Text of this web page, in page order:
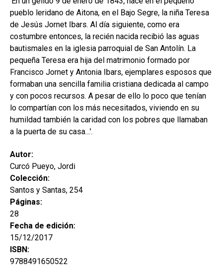
pueblo leridano de Aitona, en el Bajo Segre, la niña Teresa
de Jesús Jornet Ibars. Al día siguiente, como era
costumbre entonces, la recién nacida recibió las aguas
bautismales en la iglesia parroquial de San Antolín. La
pequeña Teresa era hija del matrimonio formado por
Francisco Jornet y Antonia Ibars, ejemplares esposos que
formaban una sencilla familia cristiana dedicada al campo
y con pocos recursos. A pesar de ello lo poco que tenían
lo compartían con los más necesitados, viviendo en su
humildad también la caridad con los pobres que llamaban
a la puerta de su casa…'.
Autor:
Curcó Pueyo, Jordi
Colección:
Santos y Santas, 254
Páginas:
28
Fecha de edición:
15/12/2017
ISBN:
9788491650522